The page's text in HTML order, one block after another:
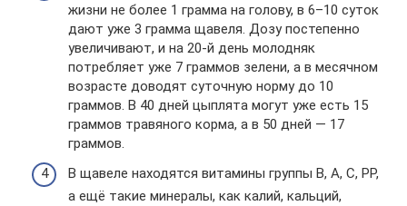
жизни не более 1 грамма на голову, в 6–10 суток
дают уже 3 грамма щавеля. Дозу постепенно
увеличивают, и на 20-й день молодняк
потребляет уже 7 граммов зелени, а в месячном
возрасте доводят суточную норму до 10
граммов. В 40 дней цыплята могут уже есть 15
граммов травяного корма, а в 50 дней — 17
граммов.
В щавеле находятся витамины группы В, А, С, РР,
а ещё такие минералы, как калий, кальций,